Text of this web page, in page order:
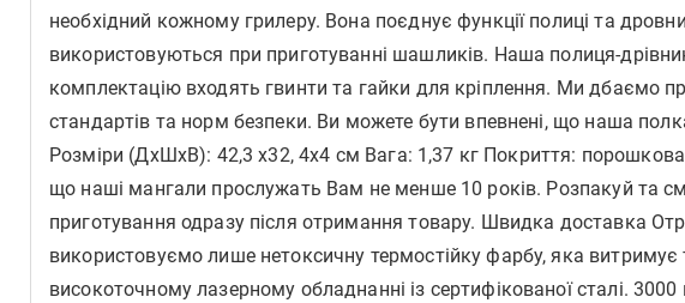
необхідний кожному грилеру. Вона поєднує функції полиці та
використовуються при приготуванні шашликів. Наша полиця-
комплектацію входять гвинти та гайки для кріплення. Ми дбаємо
стандартів та норм безпеки. Ви можете бути впевнені, що наша
Розміри (ДхШхВ): 42,3 х32, 4х4 см Вага: 1,37 кг Покриття:
що наші мангали прослужать Вам не менше 10 років. Розпакуй та
приготування одразу після отримання товару. Швидка доставка
використовуємо лише нетоксичну термостійку фарбу, яка
високоточному лазерному обладнанні із сертифікованої сталі.